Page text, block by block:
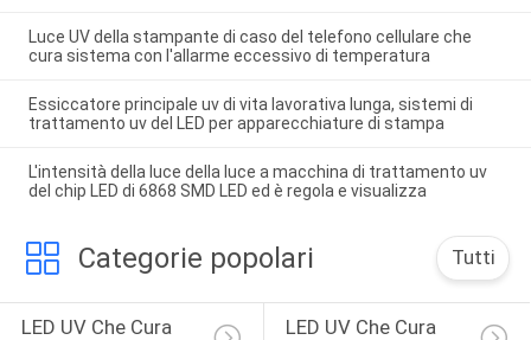
Luce UV della stampante di caso del telefono cellulare che
cura sistema con l'allarme eccessivo di temperatura
Essiccatore principale uv di vita lavorativa lunga, sistemi di
trattamento uv del LED per apparecchiature di stampa
L'intensità della luce della luce a macchina di trattamento uv
del chip LED di 6868 SMD LED ed è regola e visualizza
Categorie popolari Tutti
LED UV Che Cura
LED UV Che Cura